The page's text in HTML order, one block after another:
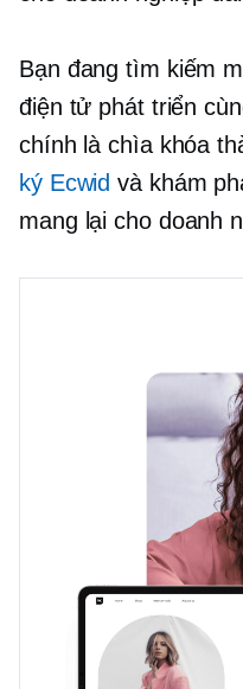
Bạn đang tìm kiếm
điện tử phát triển
chính là chìa khóa
ký Ecwid và khám
mang lại cho doanh